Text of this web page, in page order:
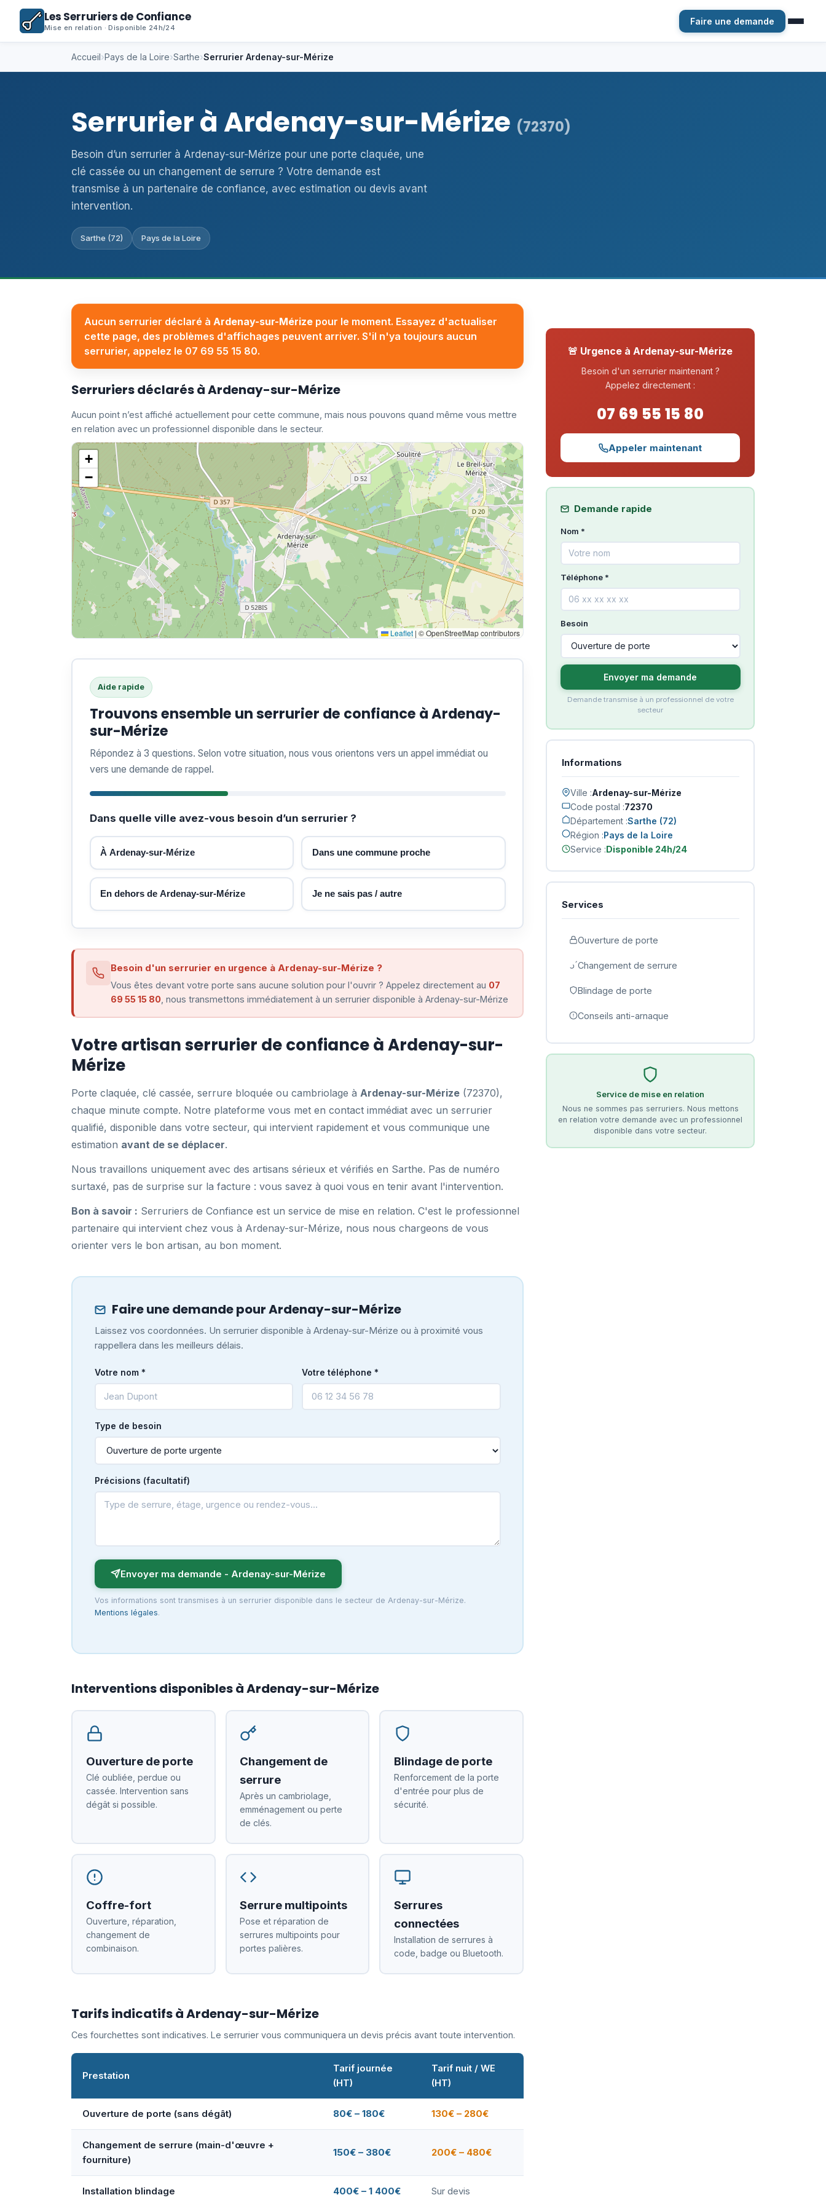
Les Serruriers de Confiance
Mise en relation · Disponible 24h/24
Faire une demande
Accueil›Pays de la Loire›Sarthe›Serrurier Ardenay-sur-Mérize
Serrurier à Ardenay-sur-Mérize (72370)
Besoin d’un serrurier à Ardenay-sur-Mérize pour une porte claquée, une
clé cassée ou un changement de serrure ? Votre demande est
transmise à un partenaire de confiance, avec estimation ou devis avant
intervention.
Sarthe (72) Pays de la Loire
Aucun serrurier déclaré à Ardenay-sur-Mérize pour le moment. Essayez d'actualiser
cette page, des problèmes d'affichages peuvent arriver. S'il n'ya toujours aucun
serrurier, appelez le 07 69 55 15 80.
Serruriers déclarés à Ardenay-sur-Mérize
Aucun point n’est affiché actuellement pour cette commune, mais nous pouvons quand même vous mettre
en relation avec un professionnel disponible dans le secteur.
+
−
Leaflet | © OpenStreetMap contributors
Aide rapide
Trouvons ensemble un serrurier de confiance à Ardenay-
sur-Mérize
Répondez à 3 questions. Selon votre situation, nous vous orientons vers un appel immédiat ou
vers une demande de rappel.
Dans quelle ville avez-vous besoin d’un serrurier ?
À Ardenay-sur-Mérize Dans une commune proche
En dehors de Ardenay-sur-Mérize Je ne sais pas / autre
Besoin d'un serrurier en urgence à Ardenay-sur-Mérize ?
Vous êtes devant votre porte sans aucune solution pour l'ouvrir ? Appelez directement au 07
69 55 15 80 , nous transmettons immédiatement à un serrurier disponible à Ardenay-sur-Mérize
Votre artisan serrurier de confiance à Ardenay-sur-
Mérize
Porte claquée, clé cassée, serrure bloquée ou cambriolage à Ardenay-sur-Mérize (72370),
chaque minute compte. Notre plateforme vous met en contact immédiat avec un serrurier
qualifié, disponible dans votre secteur, qui intervient rapidement et vous communique une
estimation avant de se déplacer.
Nous travaillons uniquement avec des artisans sérieux et vérifiés en Sarthe. Pas de numéro
surtaxé, pas de surprise sur la facture : vous savez à quoi vous en tenir avant l'intervention.
Bon à savoir : Serruriers de Confiance est un service de mise en relation. C'est le professionnel
partenaire qui intervient chez vous à Ardenay-sur-Mérize, nous nous chargeons de vous
orienter vers le bon artisan, au bon moment.
Faire une demande pour Ardenay-sur-Mérize
Laissez vos coordonnées. Un serrurier disponible à Ardenay-sur-Mérize ou à proximité vous
rappellera dans les meilleurs délais.
Votre nom * Votre téléphone *
Type de besoin
Précisions (facultatif)
Envoyer ma demande - Ardenay-sur-Mérize
Vos informations sont transmises à un serrurier disponible dans le secteur de Ardenay-sur-Mérize.
Mentions légales.
Interventions disponibles à Ardenay-sur-Mérize
Ouverture de porte
Clé oubliée, perdue ou
cassée. Intervention sans
dégât si possible.
Changement de
serrure
Après un cambriolage,
emménagement ou perte
de clés.
Blindage de porte
Renforcement de la porte
d'entrée pour plus de
sécurité.
Coffre-fort
Ouverture, réparation,
changement de
combinaison.
Serrure multipoints
Pose et réparation de
serrures multipoints pour
portes palières.
Serrures
connectées
Installation de serrures à
code, badge ou Bluetooth.
Tarifs indicatifs à Ardenay-sur-Mérize
Ces fourchettes sont indicatives. Le serrurier vous communiquera un devis précis avant toute intervention.
Prestation
Tarif journée
(HT)
Tarif nuit / WE
(HT)
Ouverture de porte (sans dégât) 80€ – 180€ 130€ – 280€
Changement de serrure (main-d'œuvre +
fourniture)
150€ – 380€ 200€ – 480€
Installation blindage 400€ – 1 400€ Sur devis
🚨 Urgence à Ardenay-sur-Mérize
Besoin d'un serrurier maintenant ?
Appelez directement :
07 69 55 15 80
Appeler maintenant
Demande rapide
Nom *
Téléphone *
Besoin
Envoyer ma demande
Demande transmise à un professionnel de votre
secteur
Informations
Ville :Ardenay-sur-Mérize
Code postal :72370
Département :Sarthe (72)
Région :Pays de la Loire
Service :Disponible 24h/24
Services
Ouverture de porte
Changement de serrure
Blindage de porte
Conseils anti-arnaque
Service de mise en relation
Nous ne sommes pas serruriers. Nous mettons
en relation votre demande avec un professionnel
disponible dans votre secteur.